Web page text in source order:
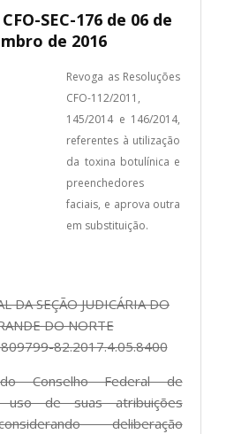
SEC-176 de 06 de
de 2016
Revoga as Resoluções
CFO-112/2011,
145/2014 e 146/2014,
referentes à utilização
da toxina botulínica e
preenchedores
faciais, e aprova outra
em substituição.
DA SEÇÃO JUDICÁRIA DO
DO NORTE
82.2017.4.05.8400
Conselho Federal de
uso de suas atribuições
deliberação